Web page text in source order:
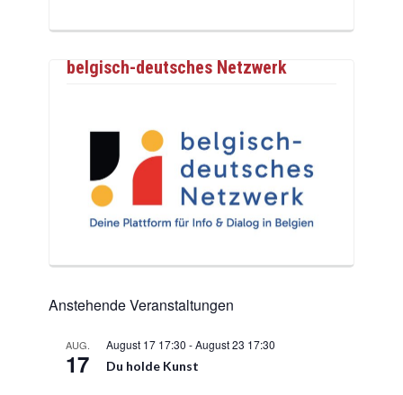
belgisch-deutsches Netzwerk
Anstehende Veranstaltungen
AUG.
17
August 17 17:30 -August 23 17:30
Du holde Kunst